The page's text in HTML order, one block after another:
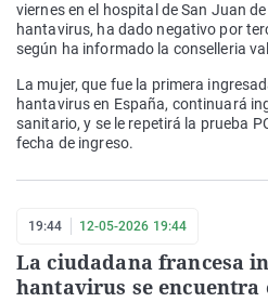
viernes en el hospital de San Juan
hantavirus, ha dado negativo por
según ha informado la conselleria
La mujer, que fue la primera
hantavirus en España, continuará
sanitario, y se le repetirá la prueba
fecha de ingreso.
19:44 12-05-2026 19:44
La ciudadana francesa
hantavirus se encuentra